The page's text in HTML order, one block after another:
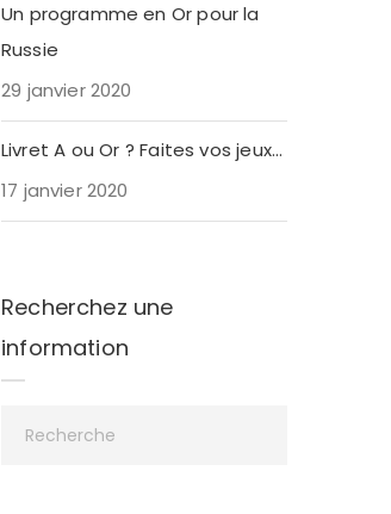
Un programme en Or pour la
Russie
29 janvier 2020
Livret A ou Or ? Faites vos jeux…
17 janvier 2020
Recherchez une
information